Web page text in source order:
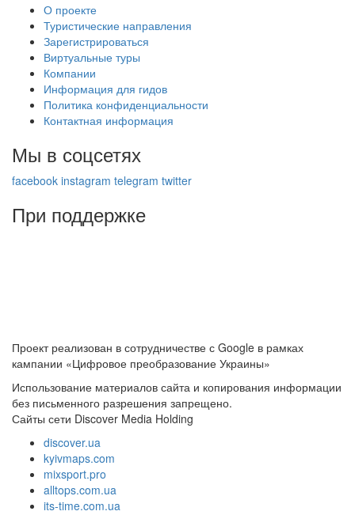
О проекте
Туристические направления
Зарегистрироваться
Виртуальные туры
Компании
Информация для гидов
Политика конфиденциальности
Контактная информация
Мы в соцсетях
facebook instagram telegram twitter
При поддержке
Проект реализован в сотрудничестве с Google в рамках
кампании «Цифровое преобразование Украины»
Использование материалов сайта и копирования информации
без письменного разрешения запрещено.
Сайты сети Discover Media Holding
discover.ua
kyivmaps.com
mixsport.pro
alltops.com.ua
its-time.com.ua